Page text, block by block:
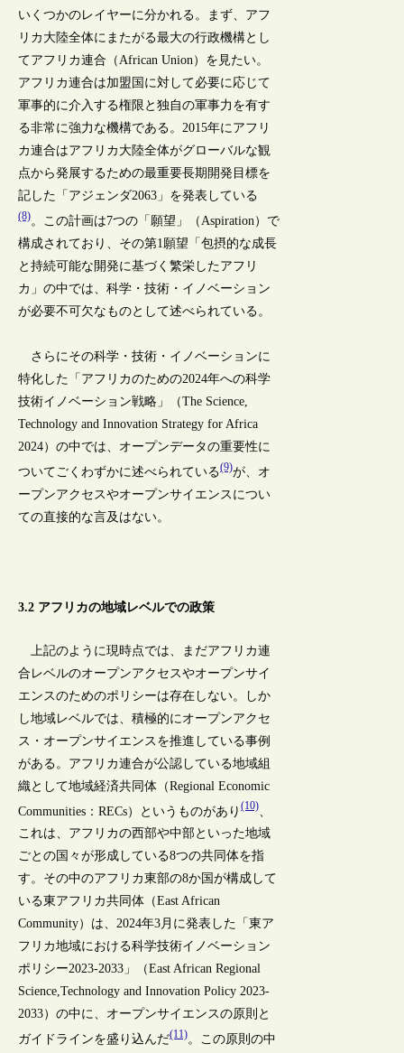
いくつかのレイヤーに分かれる。まず、アフ
リカ大陸全体にまたがる最大の行政機構とし
てアフリカ連合（African Union）を見たい。
アフリカ連合は加盟国に対して必要に応じて
軍事的に介入する権限と独自の軍事力を有す
る非常に強力な機構である。2015年にアフリ
カ連合はアフリカ大陸全体がグローバルな観
点から発展するための最重要長期開発目標を
記した「アジェンダ2063」を発表している
(8)。この計画は7つの「願望」（Aspiration）で
構成されており、その第1願望「包摂的な成長
と持続可能な開発に基づく繁栄したアフリ
カ」の中では、科学・技術・イノベーション
が必要不可欠なものとして述べられている。
さらにその科学・技術・イノベーションに
特化した「アフリカのための2024年への科学
技術イノベーション戦略」（The Science,
Technology and Innovation Strategy for Africa
2024）の中では、オープンデータの重要性に
ついてごくわずかに述べられている(9)が、オ
ープンアクセスやオープンサイエンスについ
ての直接的な言及はない。
3.2 アフリカの地域レベルでの政策
上記のように現時点では、まだアフリカ連
合レベルのオープンアクセスやオープンサイ
エンスのためのポリシーは存在しない。しか
し地域レベルでは、積極的にオープンアクセ
ス・オープンサイエンスを推進している事例
がある。アフリカ連合が公認している地域組
織として地域経済共同体（Regional Economic
Communities：RECs）というものがあり(10)、
これは、アフリカの西部や中部といった地域
ごとの国々が形成している8つの共同体を指
す。その中のアフリカ東部の8か国が構成して
いる東アフリカ共同体（East African
Community）は、2024年3月に発表した「東ア
フリカ地域における科学技術イノベーション
ポリシー2023-2033」（East African Regional
Science,Technology and Innovation Policy 2023-
2033）の中に、オープンサイエンスの原則と
ガイドラインを盛り込んだ(11)。この原則の中